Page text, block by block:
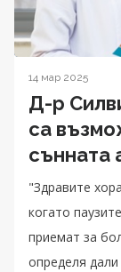
14 мар 2025
Д-р
са
сънната
"Здравите
когато
приемат за
определя